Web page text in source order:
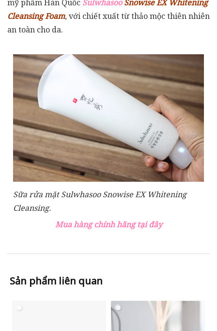
mỹ phẩm Hàn Quốc SulwhasooSnowise EX Whitening
Cleansing Foam, với chiết xuất từ thảo mộc thiên nhiên
an toàn cho da.
Sữa rửa mặt Sulwhasoo Snowise EX Whitening
Cleansing.
Mua hàng chính hãng tại đây
Sản phẩm liên quan